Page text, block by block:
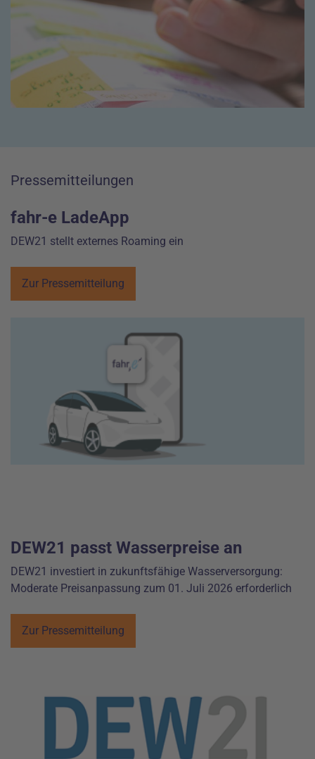
Pressemitteilungen
fahr-e LadeApp
DEW21 stellt externes Roaming ein
Zur Pressemitteilung
DEW21 passt Wasserpreise an
DEW21 investiert in zukunftsfähige Wasserversorgung:
Moderate Preisanpassung zum 01. Juli 2026 erforderlich
Zur Pressemitteilung